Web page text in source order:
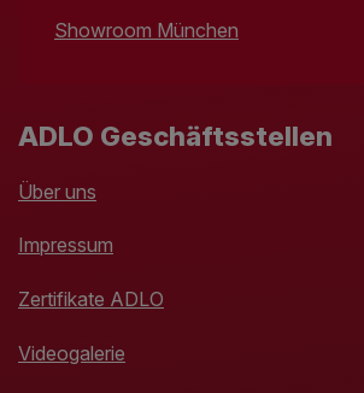
Showroom München
ADLO Geschäftsstellen
Über uns
Impressum
Zertifikate ADLO
Videogalerie